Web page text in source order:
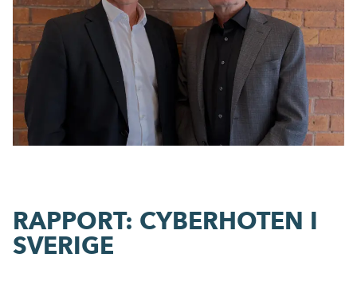
RAPPORT: CYBERHOTEN I
SVERIGE